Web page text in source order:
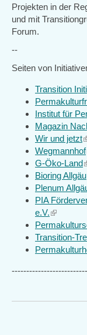
Projekten in der
und mit
Forum.
--
Seiten von
Transition
Institut für
Magazin
Wir und jetzt
Wegmannhof
G-Öko-Land
Bioring Allgäu
Plenum
PIA
e.V.(link
is
external)
Transition-